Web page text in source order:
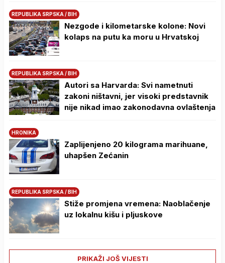
REPUBLIKA SRPSKA / BIH
Nezgode i kilometarske kolone: Novi
kolaps na putu ka moru u Hrvatskoj
REPUBLIKA SRPSKA / BIH
Autori sa Harvarda: Svi nametnuti
zakoni ništavni, jer visoki predstavnik
nije nikad imao zakonodavna ovlaštenja
HRONIKA
Zaplijenjeno 20 kilograma marihuane,
uhapšen Zećanin
REPUBLIKA SRPSKA / BIH
Stiže promjena vremena: Naoblačenje
uz lokalnu kišu i pljuskove
PRIKAŽI JOŠ VIJESTI